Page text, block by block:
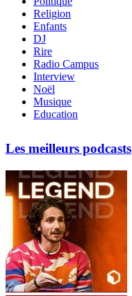
Religion
Enfants
DJ
Rire
Radio Campus
Interview
Noël
Musique
Education
Les meilleurs podcasts